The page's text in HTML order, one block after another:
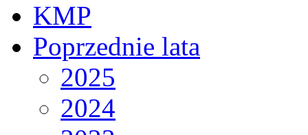
KMP
Poprzednie lata
2025
2024